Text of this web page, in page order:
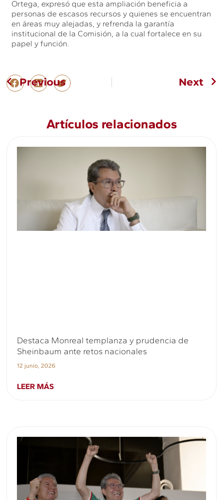
Ortega, expresó que esta ampliación beneficia a
personas de escasos recursos y quienes se encuentran
en áreas muy alejadas, y refrenda la garantía
institucional de la Comisión, a la cual fortalece en su
papel y función.
Previous Next
Artículos relacionados
Destaca Monreal templanza y prudencia de
Sheinbaum ante retos nacionales
12 junio, 2026
LEER MÁS